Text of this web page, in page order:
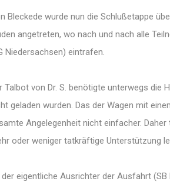
Bleckede wurde nun die Schlußetappe
angetreten, wo nach und nach alle
Niedersachsen) eintrafen.
Talbot von Dr. S. benötigte unterwegs die
geladen wurden. Das der Wagen mit
Angelegenheit nicht einfacher.
oder weniger tatkräftige Unterstützung
der eigentliche Ausrichter der Ausfahrt